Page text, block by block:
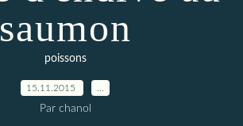
saumon
poissons
15.11.2015
Par chanol